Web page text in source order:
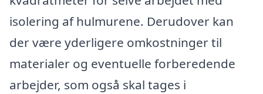
isolering af hulmurene. Derudover kan
der være yderligere omkostninger til
materialer og eventuelle forberedende
arbejder, som også skal tages i